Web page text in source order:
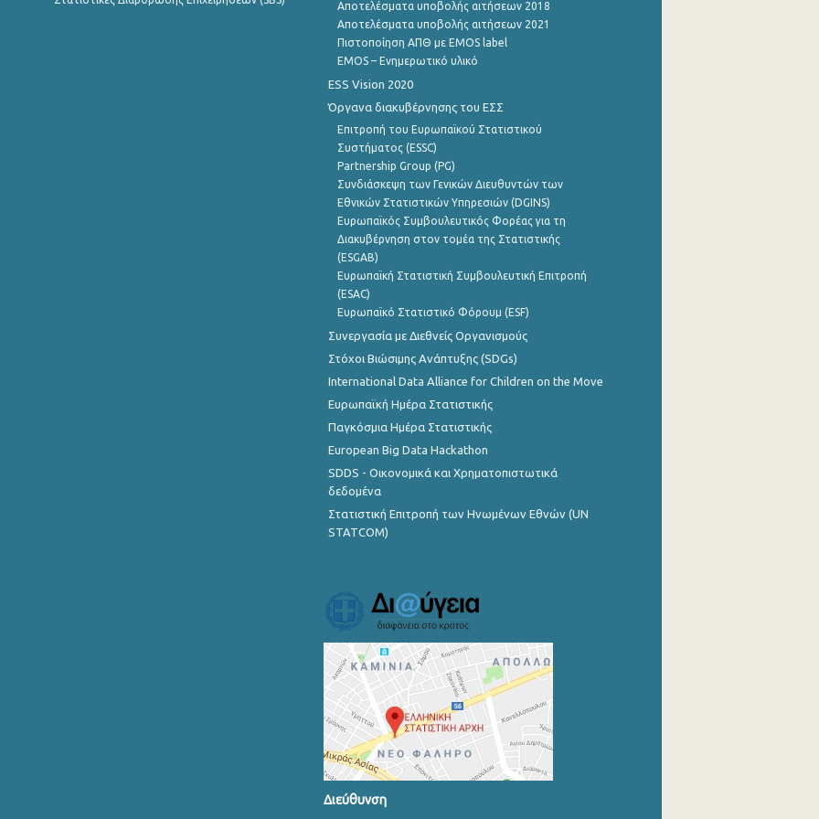
Αποτελέσματα υποβολής αιτήσεων 2018
Αποτελέσματα υποβολής αιτήσεων 2021
Πιστοποίηση ΑΠΘ με EMOS label
EMOS – Ενημερωτικό υλικό
ESS Vision 2020
Όργανα διακυβέρνησης του ΕΣΣ
Επιτροπή του Ευρωπαϊκού Στατιστικού
Συστήματος (ESSC)
Partnership Group (PG)
Συνδιάσκεψη των Γενικών Διευθυντών των
Εθνικών Στατιστικών Υπηρεσιών (DGINS)
Ευρωπαϊκός Συμβουλευτικός Φορέας για τη
Διακυβέρνηση στον τομέα της Στατιστικής
(ESGAB)
Ευρωπαϊκή Στατιστική Συμβουλευτική Επιτροπή
(ESAC)
Ευρωπαϊκό Στατιστικό Φόρουμ (ESF)
Συνεργασία με Διεθνείς Οργανισμούς
Στόχοι Βιώσιμης Ανάπτυξης (SDGs)
International Data Alliance for Children on the Move
Ευρωπαϊκή Ημέρα Στατιστικής
Παγκόσμια Ημέρα Στατιστικής
European Big Data Hackathon
SDDS - Οικονομικά και Χρηματοπιστωτικά
δεδομένα
Στατιστική Επιτροπή των Ηνωμένων Εθνών (UN
STATCOM)
Διεύθυνση